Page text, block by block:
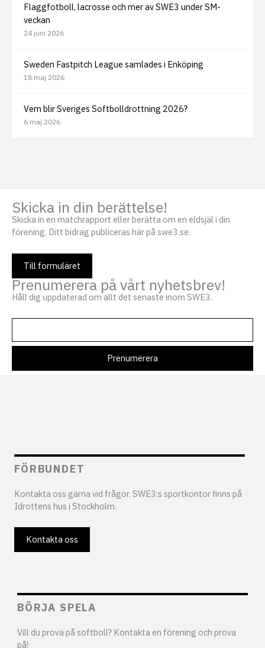
Flaggfotboll, lacrosse och mer av SWE3 under SM-
veckan
24 juni 2026
Sweden Fastpitch League samlades i Enköping
18 maj 2026
Vem blir Sveriges Softbolldrottning 2026?
6 maj 2026
Skicka in din berättelse!
Skicka in en matchrapport eller berätta om en eldsjäl i din
förening. Ditt bidrag publiceras här på swe3.se.
Till formuläret
Prenumerera på vårt nyhetsbrev!
Håll dig uppdaterad om allt det senaste inom SWE3.
FÖRBUNDET
Kontakta oss gärna vid frågor. SWE3:s sportkontor finns på
Idrottens hus i Stockholm.
Kontakta oss
BÖRJA SPELA
Vill du prova på softboll? Kontakta en förening och prova
på!